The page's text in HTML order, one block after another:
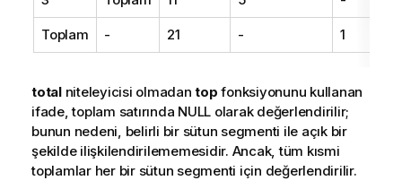
Toplam - 21 - 1
totalniteleyicisi olmadantop fonksiyonunu kullanan
ifade, toplam satırında NULL olarak değerlendirilir;
bunun nedeni, belirli bir sütun segmenti ile açık bir
şekilde ilişkilendirilememesidir. Ancak, tüm kısmi
toplamlar her bir sütun segmenti için değerlendirilir.